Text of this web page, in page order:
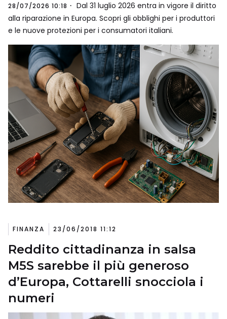
28/07/2026 10:18
Dal 31 luglio 2026 entra in vigore il diritto
alla riparazione in Europa. Scopri gli obblighi per i produttori
e le nuove protezioni per i consumatori italiani.
FINANZA 23/06/2018 11:12
Reddito cittadinanza in salsa
M5S sarebbe il più generoso
d’Europa, Cottarelli snocciola i
numeri